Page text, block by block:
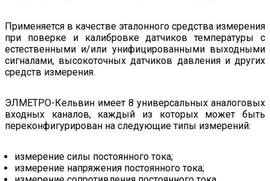
Применяется в качестве эталонного средства измерения
при поверке и калибровке датчиков температуры с
естественными и/или унифицированными выходными
сигналами, высокоточных датчиков давления и других
средств измерения.
ЭЛМЕТРО-Кельвин имеет 8 универсальных аналоговых
входных каналов, каждый из которых может быть
переконфигурирован на следующие типы измерений:
измерение силы постоянного тока;
измерение напряжения постоянного тока;